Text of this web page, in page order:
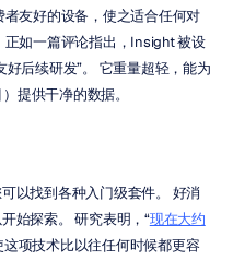
友好的设备，使之适合任何对
正如一篇评论指出，Insight 被设
后续研发”。 它重量超轻，能为
提供干净的数据。
以找到各种入门级套件。 好消
始探索。 研究表明，“现在大约
这项技术比以往任何时候都更容